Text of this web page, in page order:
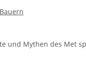
und Mythen des Met